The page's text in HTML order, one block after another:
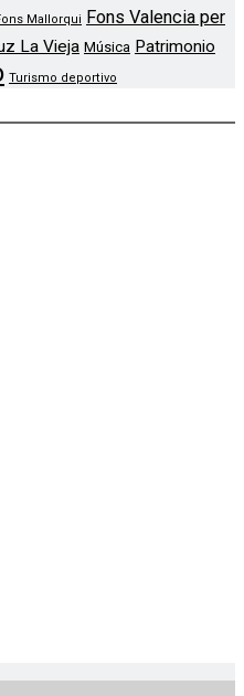
Mallorqui Fons Valencia per
La Vieja Música Patrimonio
Turismo deportivo